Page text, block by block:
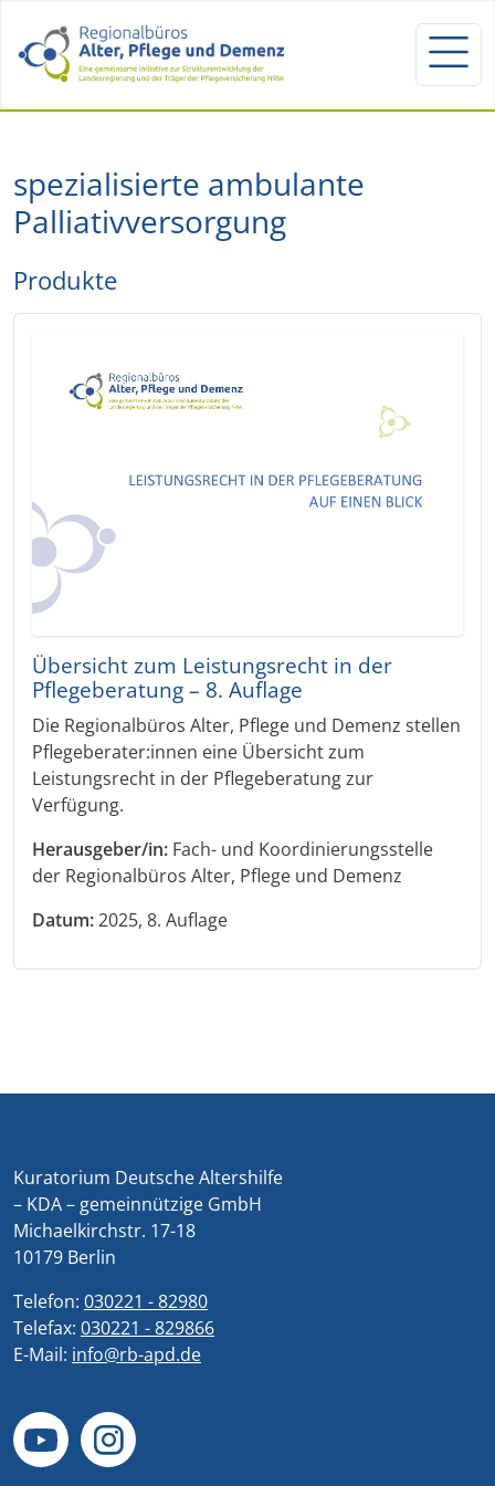
spezialisierte ambulante
Palliativversorgung
Produkte
Übersicht zum Leistungsrecht in der
Pflegeberatung – 8. Auflage
Die Regionalbüros Alter, Pflege und Demenz stellen
Pflegeberater:innen eine Übersicht zum
Leistungsrecht in der Pflegeberatung zur
Verfügung.
Herausgeber/in: Fach- und Koordinierungsstelle
der Regionalbüros Alter, Pflege und Demenz
Datum:2025, 8. Auflage
Kuratorium Deutsche Altershilfe
– KDA – gemeinnützige GmbH
Michaelkirchstr. 17-18
10179 Berlin
Telefon: 030221 - 82980
Telefax: 030221 - 829866
E-Mail: info@rb-apd.de